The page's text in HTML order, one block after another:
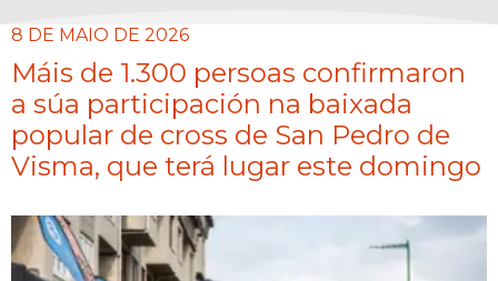
8 DE MAIO DE 2026
Máis de 1.300 persoas confirmaron
a súa participación na baixada
popular de cross de San Pedro de
Visma, que terá lugar este domingo